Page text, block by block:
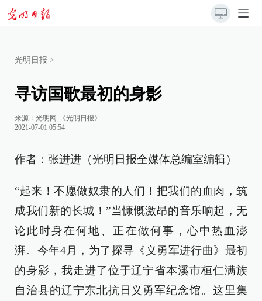
光明日报 >
寻访国歌最初的身影
来源： 光明网-《光明日报》
2021-07-01 05:54
作者：张进进（光明日报全媒体总编室编辑）
“起来！不愿做奴隶的人们！把我们的血肉，筑
成我们新的长城！”当慷慨激昂的音乐响起，无
论此时身在何地、正在做何事，心中热血澎
湃。今年4月，为了探寻《义勇军进行曲》最初
的身影，我走进了位于辽宁省本溪市桓仁满族
自治县的辽宁东北抗日义勇军纪念馆。这里集